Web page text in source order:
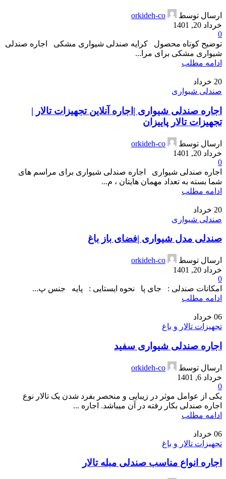
ارسال توسط
orkideh-co
خرداد 20, 1401
0
توضیح کوتاه محصول کرایه صندلی شیواری مشکی اجاره صندلی
شیواری مشکی برای مرا...
ادامه مطلب
20 خرداد
صندلی شیواری
اجاره صندلی شیواری |اجاره آنلاین تجهیزات تالار |
تجهیزات تالار پاییزان
ارسال توسط
orkideh-co
خرداد 20, 1401
0
اجاره صندلی شیواری اجاره صندلی شیواری برای مراسم های
شما بسته به تعداد مهمان هایتان ، م...
ادامه مطلب
20 خرداد
صندلی شیواری
صندلی مدل شیواری |فضای باز باغ
ارسال توسط
orkideh-co
خرداد 20, 1401
0
امکانات صندلی : جای پا نحوه ایستایی : پایه جنس پ...
ادامه مطلب
06 خرداد
تجهیزات تالار و باغ
اجاره صندلی شیواری سفید
ارسال توسط
orkideh-co
خرداد 6, 1401
0
یکی از عوامل موثر در زیبایی و منحصر بفرد شدن یک تالار نوع
اجاره صندلی بکار رفته در آن میباشد. اجاره ...
ادامه مطلب
06 خرداد
تجهیزات تالار و باغ
اجاره انواع مناسب صندلی مبله تالار